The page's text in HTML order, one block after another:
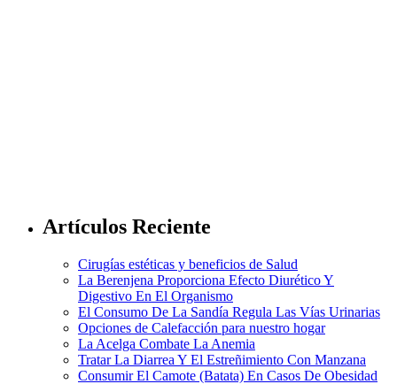
Artículos Reciente
Cirugías estéticas y beneficios de Salud
La Berenjena Proporciona Efecto Diurético Y
Digestivo En El Organismo
El Consumo De La Sandía Regula Las Vías Urinarias
Opciones de Calefacción para nuestro hogar
La Acelga Combate La Anemia
Tratar La Diarrea Y El Estreñimiento Con Manzana
Consumir El Camote (Batata) En Casos De Obesidad